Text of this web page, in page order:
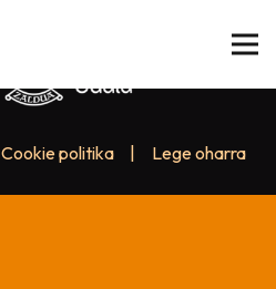
Cookie politika Lege oharra